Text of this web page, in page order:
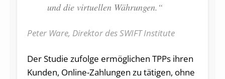
und die virtuellen Währungen.“
Peter Ware, Direktor des SWIFT Institute
Der Studie zufolge ermöglichen TPPs ihren
Kunden, Online-Zahlungen zu tätigen, ohne